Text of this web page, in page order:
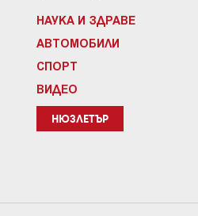
НАУКА И ЗДРАВЕ
АВТОМОБИЛИ
СПОРТ
ВИДЕО
НЮЗЛЕТЪР